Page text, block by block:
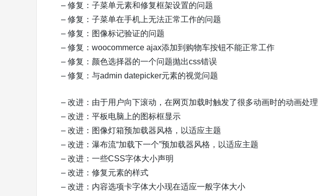
– 修复：子菜单元素和修复框架设置的问题
– 修复：子菜单在手机上无法正常工作的问题
– 修复：图像标记验证的问题
– 修复：woocommerce ajax添加到购物车按钮不能正常工作
– 修复：颜色选择器的一个问题抛出css错误
– 修复：与admin datepicker元素的视觉问题
– 改进：由于用户向下滚动，在网页加载时触发了很多动画时的动画处理
– 改进：平板电脑上的图标框显示
– 改进：图像灯箱预加载器风格，以适应主题
– 改进：瀑布流“加载下一个”预加载器风格，以适应主题
– 改进：一些CSS字体大小声明
– 改进：修复元素的样式
– 改进：内容选项卡字体大小现在适应一般字体大小